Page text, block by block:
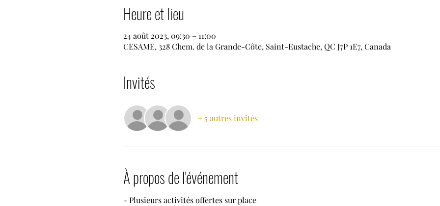
Heure et lieu
24 août 2023, 09:30 – 11:00
CESAME, 328 Chem. de la Grande-Côte, Saint-Eustache, QC J7P 1E7, Canada
Invités
+ 5 autres invités
À propos de l'événement
- Plusieurs activités offertes sur place